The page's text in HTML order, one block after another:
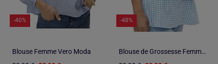
-40%
Blouse Femme Vero Moda
-48%
Blouse de Grossesse Femme Mamalicious